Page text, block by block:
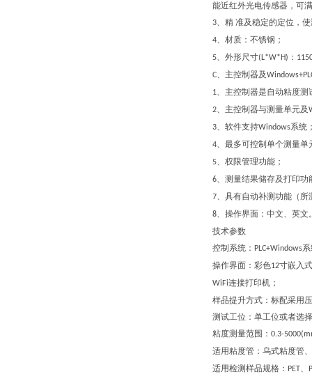
能近红外光电传感器，可
3、 精 准及稳定的定位，
4、 材质：不锈钢；
5、 外形尺寸(L*W*H) ： 115
C、 主控制器及
1、主控制器是自动粘度
2、主控制器与测量单元及
3、软件支持Windows系统
4、最多可控制 单个测量单
5、权限管理功能；
6、测量结果储存及打印功
7、具有自动补测功能（
8、操作界面：中文、英文
技术参数
控制系统： PLC+Windows
操作界面：彩色12寸嵌入
WiFi连接打印机；
样品提升方式 ： 标配采用
测试工位：单工位或者选
粘度测量范围： 0.3-
适用粘度管：乌式粘度管
适用检测样品规格： PET、